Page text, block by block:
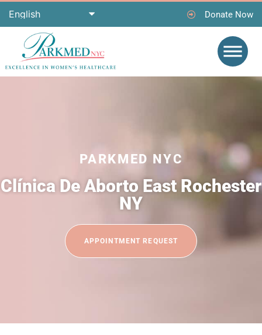
Donate Now
PARKMED NYC
Clínica De Aborto East Rochester
NY
APPOINTMENT REQUEST